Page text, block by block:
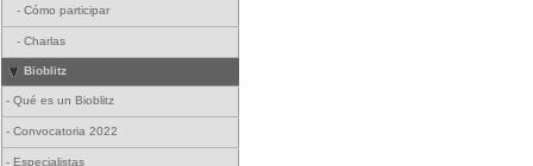
- Cómo participar
- Charlas
Bioblitz
- Qué es un Bioblitz
- Convocatoria 2022
- Especialistas